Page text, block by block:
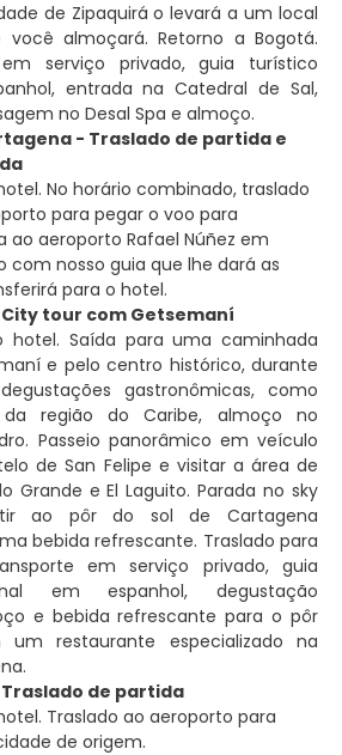
de Zipaquirá o levará a um local
você almoçará. Retorno a Bogotá.
em serviço privado, guia turístico
entrada na Catedral de Sal,
no Desal Spa e almoço.
- Traslado de partida e
No horário combinado, traslado
para pegar o voo para
ao aeroporto Rafael Núñez em
com nosso guia que lhe dará as
para o hotel.
tour com Getsemaní
Saída para uma caminhada
e pelo centro histórico, durante
gastronômicas, como
região do Caribe, almoço no
Passeio panorâmico em veículo
de San Felipe e visitar a área de
Grande e El Laguito. Parada no sky
ao pôr do sol de Cartagena
bebida refrescante. Traslado para
em serviço privado, guia
em espanhol, degustação
e bebida refrescante para o pôr
restaurante especializado na
de partida
Traslado ao aeroporto para
de origem.